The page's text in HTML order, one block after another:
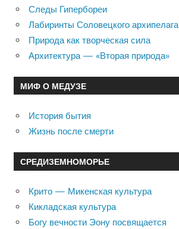
Следы Гипербореи
Лабиринты Соловецкого архипелага
Природа как творческая сила
Архитектура — «Вторая природа»
МИФ О МЕДУЗЕ
История бытия
Жизнь после смерти
СРЕДИЗЕМНОМОРЬЕ
Крито — Микенская культура
Кикладская культура
Богу вечности Эону посвящается